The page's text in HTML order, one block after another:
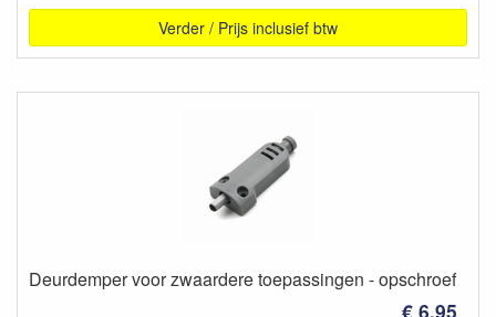
Verder / Prijs inclusief btw
Deurdemper voor zwaardere toepassingen - opschroef
€ 6.95